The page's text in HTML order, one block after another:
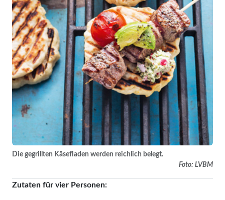
Die gegrillten Käsefladen werden reichlich belegt.
Foto: LVBM
Zutaten für vier Personen: